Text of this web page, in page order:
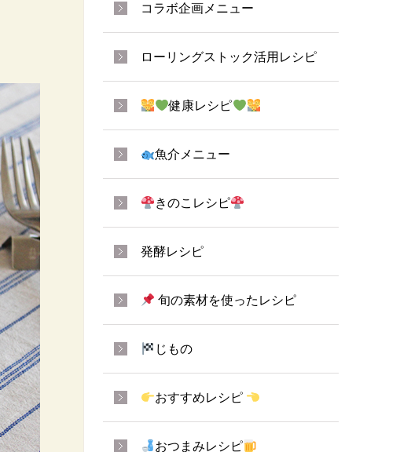
コラボ企画メニュー
ローリングストック活用レシピ
健康レシピ
魚介メニュー
きのこレシピ
発酵レシピ
旬の素材を使ったレシピ
じもの
おすすめレシピ
おつまみレシピ